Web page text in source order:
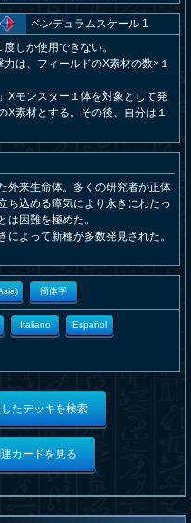
ペンデュラムスケール 1
しか使用できない。
は、フィールドのX素材の数×１
Xモンスター１体を対象として発
X素材とする。その後、自分は１
外来生命体。多くの研究者が正体
ち込める瘴気により永きにわたっ
困難を極めた。
よって新種が多数発見された。
簡体字
Italiano Español
たデッキを検索
カードを見る